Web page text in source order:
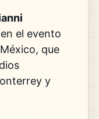
el evento
que
y